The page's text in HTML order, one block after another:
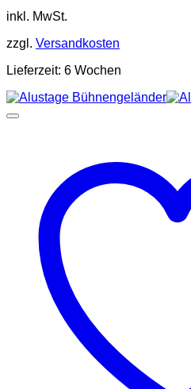
inkl. MwSt.
zzgl. Versandkosten
Lieferzeit: 6 Wochen